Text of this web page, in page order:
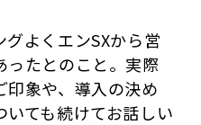
よくエンSXから営
ったとのこと。実際
印象や、導入の決め
ても続けてお話しい